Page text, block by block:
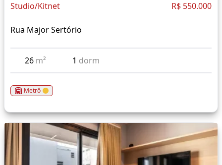
Studio/Kitnet R$ 550.000
Rua Major Sertório
26 m² 1 dorm
Metrô